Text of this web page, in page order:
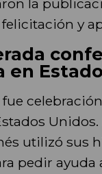
la
y
en
Unidos.
utilizó sus
pedir ayuda